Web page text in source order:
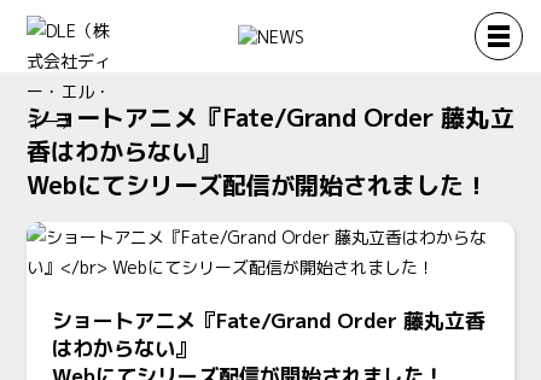
ショートアニメ『Fate/Grand Order 藤丸立
香はわからない』
Webにてシリーズ配信が開始されました！
ショートアニメ『Fate/Grand Order 藤丸立香
はわからない』